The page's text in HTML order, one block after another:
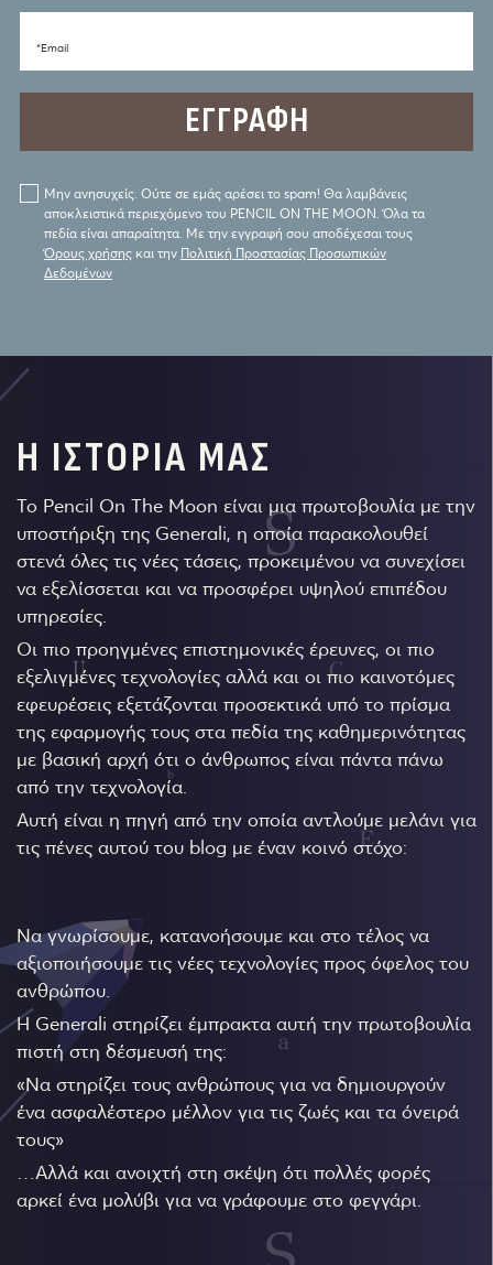
*Email
Μην ανησυχείς. Ούτε σε εμάς αρέσει το spam! Θα λαμβάνεις
αποκλειστικά περιεχόμενο του PENCIL ON THE MOON. Όλα τα
πεδία είναι απαραίτητα. Με την εγγραφή σου αποδέχεσαι τους
Όρους χρήσης και την Πολιτική Προστασίας Προσωπικών
Δεδομένων
Η ΙΣΤΟΡΙΑ ΜΑΣ
Το Pencil On The Moon είναι μια πρωτοβουλία με την
υποστήριξη της Generali, η οποία παρακολουθεί
στενά όλες τις νέες τάσεις, προκειμένου να συνεχίσει
να εξελίσσεται και να προσφέρει υψηλού επιπέδου
υπηρεσίες.
Οι πιο προηγμένες επιστημονικές έρευνες, οι πιο
εξελιγμένες τεχνολογίες αλλά και οι πιο καινοτόμες
εφευρέσεις εξετάζονται προσεκτικά υπό το πρίσμα
της εφαρμογής τους στα πεδία της καθημερινότητας
με βασική αρχή ότι ο άνθρωπος είναι πάντα πάνω
από την τεχνολογία.
Αυτή είναι η πηγή από την οποία αντλούμε μελάνι για
τις πένες αυτού του blog με έναν κοινό στόχο:
Να γνωρίσουμε, κατανοήσουμε και στο τέλος να
αξιοποιήσουμε τις νέες τεχνολογίες προς όφελος του
ανθρώπου.
Η Generali στηρίζει έμπρακτα αυτή την πρωτοβουλία
πιστή στη δέσμευσή της:
«Να στηρίζει τους ανθρώπους για να δημιουργούν
ένα ασφαλέστερο μέλλον για τις ζωές και τα όνειρά
τους»
…Αλλά και ανοιχτή στη σκέψη ότι πολλές φορές
αρκεί ένα μολύβι για να γράφουμε στο φεγγάρι.